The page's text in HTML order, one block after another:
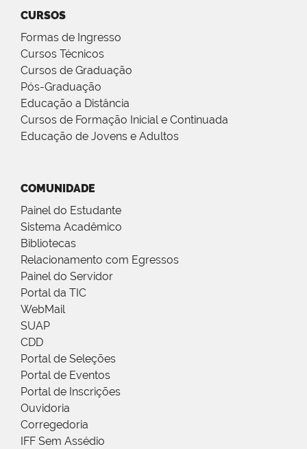
CURSOS
Formas de Ingresso
Cursos Técnicos
Cursos de Graduação
Pós-Graduação
Educação a Distância
Cursos de Formação Inicial e Continuada
Educação de Jovens e Adultos
COMUNIDADE
Painel do Estudante
Sistema Acadêmico
Bibliotecas
Relacionamento com Egressos
Painel do Servidor
Portal da TIC
WebMail
SUAP
CDD
Portal de Seleções
Portal de Eventos
Portal de Inscrições
Ouvidoria
Corregedoria
IFF Sem Assédio